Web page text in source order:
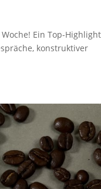
Ein Top-
konstruktiver